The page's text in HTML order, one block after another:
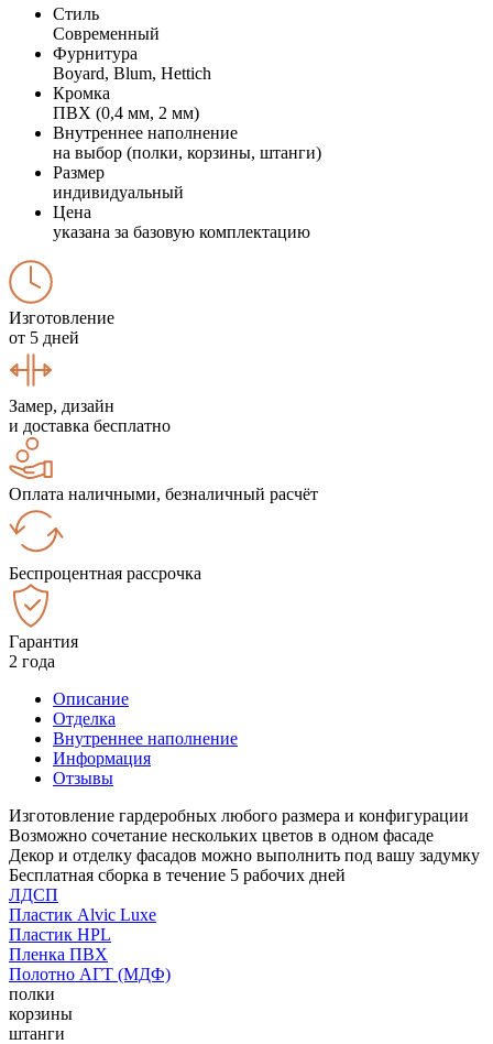
Стиль
Современный
Фурнитура
Boyard, Blum, Hettich
Кромка
ПВХ (0,4 мм, 2 мм)
Внутреннее наполнение
на выбор (полки, корзины, штанги)
Размер
индивидуальный
Цена
указана за базовую комплектацию
Изготовление
от 5 дней
Замер, дизайн
и доставка бесплатно
Оплата наличными, безналичный расчёт
Беспроцентная рассрочка
Гарантия
2 года
Описание
Отделка
Внутреннее наполнение
Информация
Отзывы
Изготовление гардеробных любого размера и конфигурации
Возможно сочетание нескольких цветов в одном фасаде
Декор и отделку фасадов можно выполнить под вашу задумку
Бесплатная сборка в течение 5 рабочих дней
ЛДСП
Пластик Alvic Luxe
Пластик HPL
Пленка ПВХ
Полотно АГТ (МДФ)
полки
корзины
штанги